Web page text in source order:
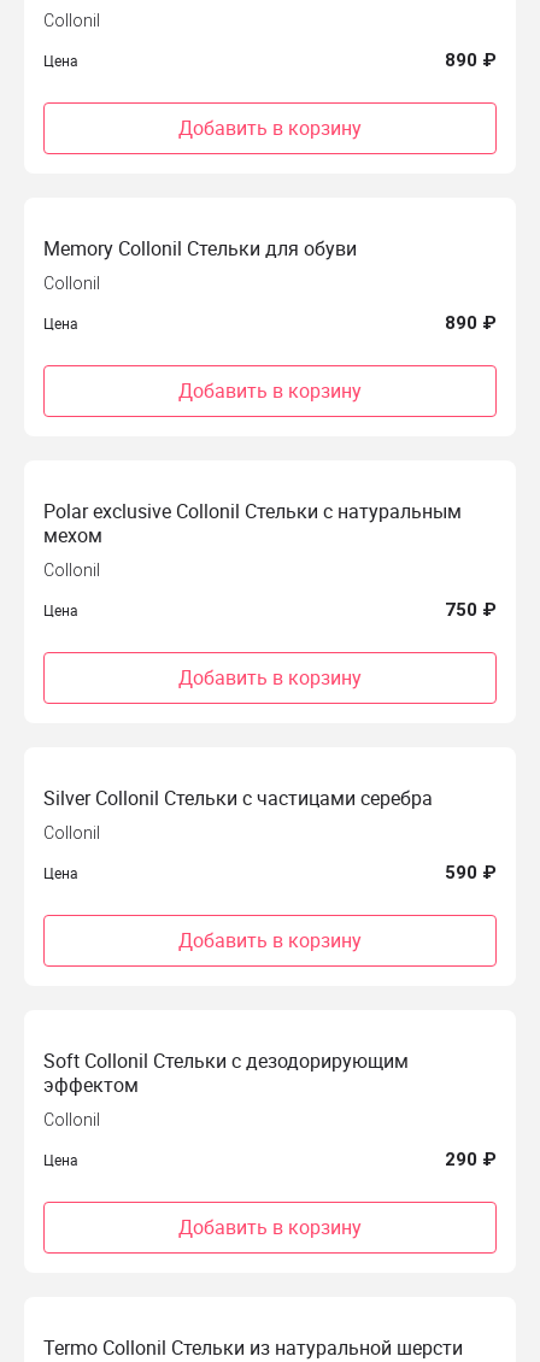
Collonil
Цена 890 ₽
Добавить в корзину
Memory Collonil Cтельки для обуви
Collonil
Цена 890 ₽
Добавить в корзину
Polar exclusive Collonil Стельки с натуральным
мехом
Collonil
Цена 750 ₽
Добавить в корзину
Silver Collonil Стельки с частицами серебра
Collonil
Цена 590 ₽
Добавить в корзину
Soft Collonil Стельки с дезодорирующим
эффектом
Collonil
Цена 290 ₽
Добавить в корзину
Termo Collonil Стельки из натуральной шерсти